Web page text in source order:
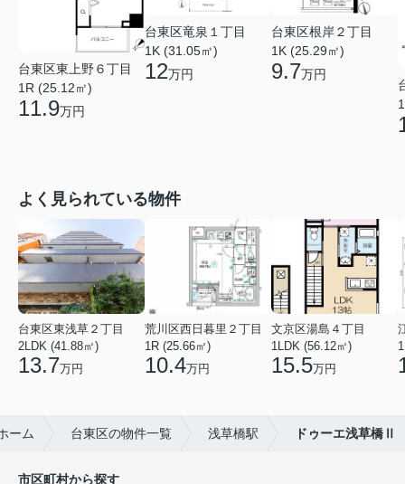
台東区東上野６丁目
1R (25.12㎡)
11.9万円
台東区竜泉１丁目
1K (31.05㎡)
12万円
台東区根岸２丁目
1K (25.29㎡)
9.7万円
よく見られている物件
台東区東浅草２丁目
2LDK (41.88㎡)
13.7万円
荒川区西日暮里２丁目
1R (25.66㎡)
10.4万円
文京区湯島４丁目
1LDK (56.12㎡)
15.5万円
ーム 台東区の物件一覧 浅草橋駅 ドゥーエ浅草橋Ⅱ
市区町村から探す